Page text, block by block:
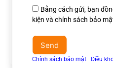
Nhiều doanh nghiệp ký
với kỳ vọng tăng doanh
Đồng
ý
khoản
&
điều
Bằng cách gửi, bạn
kiện và chính sách bảo
Send
Chính sách bảo mậtΙ Điều